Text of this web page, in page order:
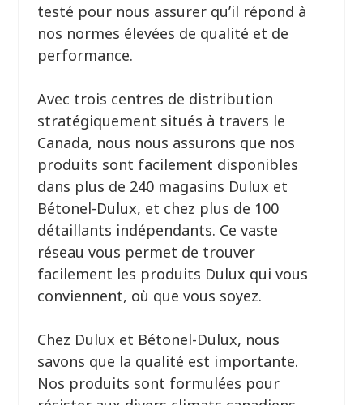
testé pour nous assurer qu’il répond à
nos normes élevées de qualité et de
performance.
Avec trois centres de distribution
stratégiquement situés à travers le
Canada, nous nous assurons que nos
produits sont facilement disponibles
dans plus de 240 magasins Dulux et
Bétonel-Dulux, et chez plus de 100
détaillants indépendants. Ce vaste
réseau vous permet de trouver
facilement les produits Dulux qui vous
conviennent, où que vous soyez.
Chez Dulux et Bétonel-Dulux, nous
savons que la qualité est importante.
Nos produits sont formulées pour